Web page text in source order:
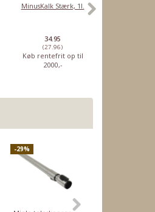
MinusKalk Stærk, 1l.
34.95
(27.96)
Køb rentefrit op til
2000,-
-29%